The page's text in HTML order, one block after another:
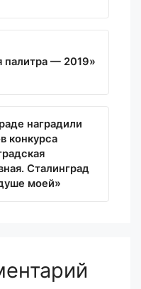
палитра — 2019»
наградили
конкурса
Сталинград
моей»